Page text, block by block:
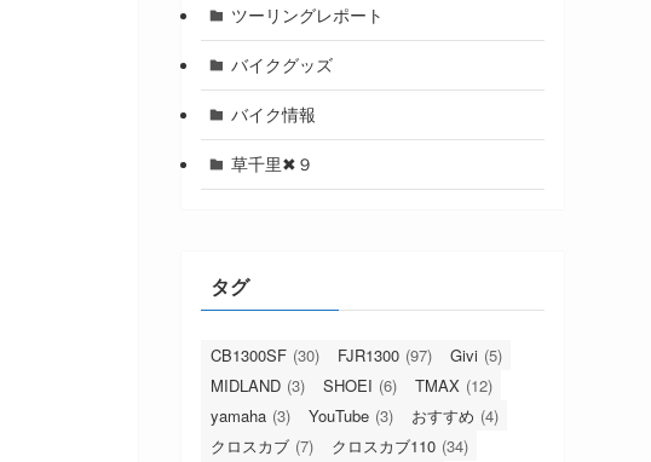
ツーリングレポート
バイクグッズ
バイク情報
草千里✖９
タグ
CB1300SF (30) FJR1300 (97) Givi (5)
MIDLAND (3) SHOEI (6) TMAX (12)
yamaha (3) YouTube (3) おすすめ (4)
クロスカブ (7) クロスカブ110 (34)